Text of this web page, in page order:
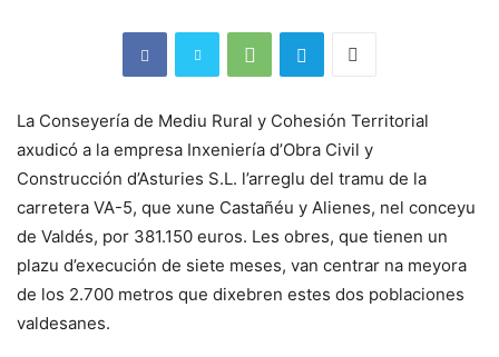
La Conseyería de Mediu Rural y Cohesión Territorial
axudicó a la empresa Inxeniería d’Obra Civil y
Construcción d’Asturies S.L. l’arreglu del tramu de la
carretera VA-5, que xune Castañéu y Alienes, nel conceyu
de Valdés, por 381.150 euros. Les obres, que tienen un
plazu d’execución de siete meses, van centrar na meyora
de los 2.700 metros que dixebren estes dos poblaciones
valdesanes.